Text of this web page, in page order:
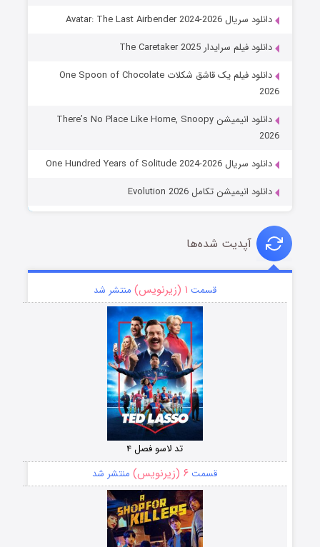
دانلود سریال Avatar: The Last Airbender 2024-2026
دانلود فیلم سرایدار The Caretaker 2025
دانلود فیلم یک قاشق شکلات One Spoon of Chocolate
2026
دانلود انیمیشن There’s No Place Like Home, Snoopy
2026
دانلود سریال One Hundred Years of Solitude 2024-2026
دانلود انیمیشن تکامل Evolution 2026
آپدیت شده‌ها
قسمت ۱ (زیرنویس) منتشر شد
تد لاسو فصل ۴
قسمت ۶ (زیرنویس) منتشر شد